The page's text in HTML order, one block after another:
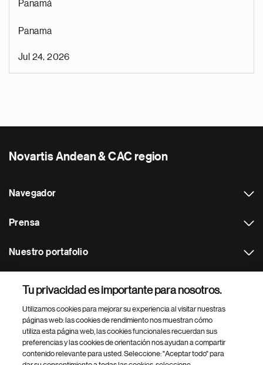
Panamá
Panama
Jul 24, 2026
Novartis Andean & CAC region
Navegador
Prensa
Nuestro portafolio
Footer Site Search
Tu privacidad es importante para nosotros.
Utilizamos cookies para mejorar su experiencia al visitar nuestras
páginas web: las cookies de rendimiento nos muestran cómo
utiliza esta página web, las cookies funcionales recuerdan sus
preferencias y las cookies de orientación nos ayudan a compartir
contenido relevante para usted. Seleccione: "Aceptar todo" para